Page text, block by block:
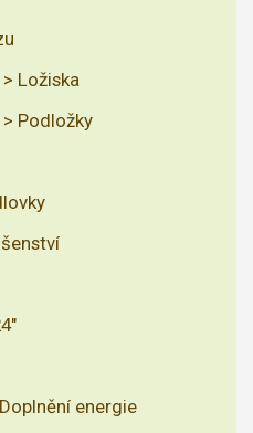
Ložiska
Podložky
energie